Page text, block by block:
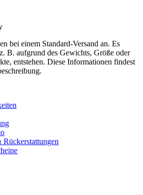
bei einem Standard-Versand an. Es
B. aufgrund des Gewichts, Größe oder
entstehen. Diese Informationen findest